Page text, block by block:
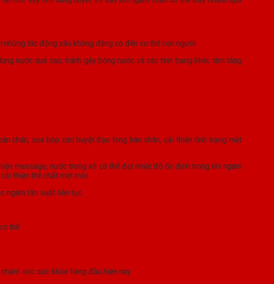
tác động xấu không đáng có đến cơ thể con người.
nước quá cao, tránh gây bỏng nước và các tình trạng khác làm tăng
chân, xoa bóp các huyệt đạo lòng bàn chân, cải thiện tình trạng mệt
massage, nước trong xô có thể đạt nhiệt độ ổn định trong khi ngâm
thiện thể chất mệt mỏi.
ngâm tần suất liên tục.
thể.
sóc sức khỏe hàng đầu hiện nay.